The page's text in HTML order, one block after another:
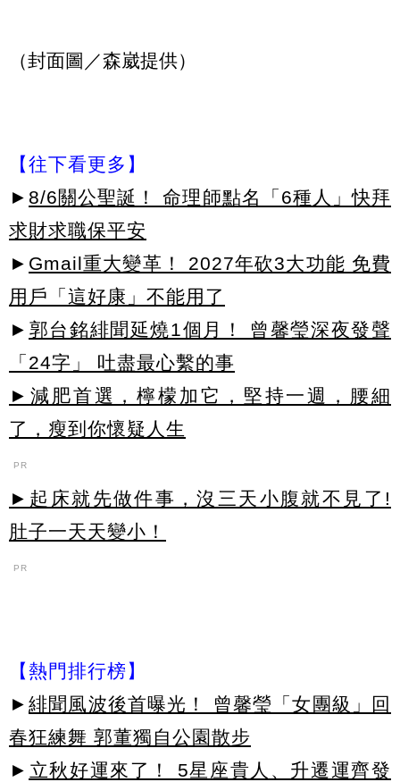
（封面圖／森崴提供）
【往下看更多】
► 8/6關公聖誕！ 命理師點名「6種人」快拜
求財求職保平安
► Gmail重大變革！ 2027年砍3大功能 免費
用戶「這好康」不能用了
► 郭台銘緋聞延燒1個月！ 曾馨瑩深夜發聲
「24字」 吐盡最心繫的事
►減肥首選，檸檬加它，堅持一週，腰細
了，瘦到你懷疑人生
PR
►起床就先做件事，沒三天小腹就不見了!
肚子一天天變小！
PR
【熱門排行榜】
► 緋聞風波後首曝光！ 曾馨瑩「女團級」回
春狂練舞 郭董獨自公園散步
► 立秋好運來了！ 5星座貴人、升遷運齊發